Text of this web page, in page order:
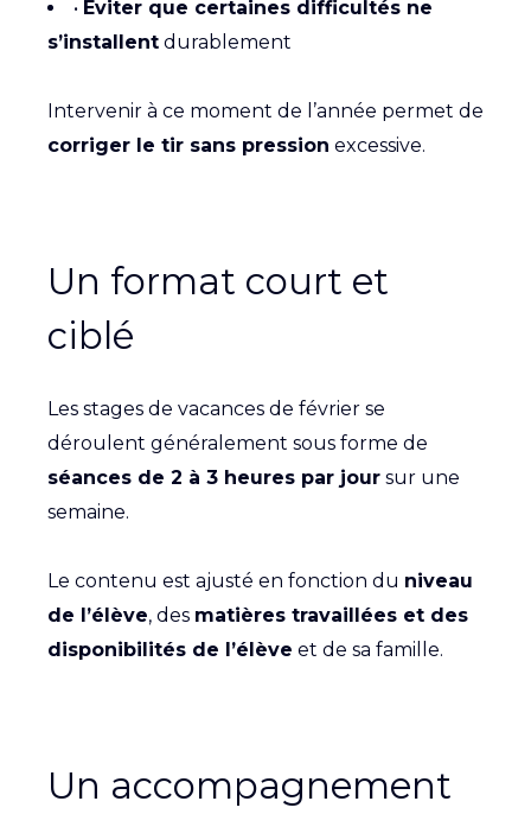
• Éviter que certaines difficultés ne
s’installent durablement
Intervenir à ce moment de l’année permet de
corriger le tir sans pression excessive.
Un format court et
ciblé
Les stages de vacances de février se
déroulent généralement sous forme de
séances de 2 à 3 heures par jour sur une
semaine.
Le contenu est ajusté en fonction du niveau
de l’élève, des matières travaillées et des
disponibilités de l’élève et de sa famille.
Un accompagnement